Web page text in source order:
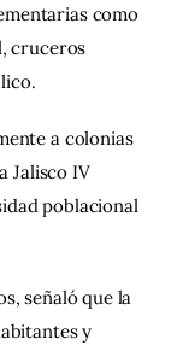
como
cruceros
a colonias
Jalisco IV
poblacional
señaló que la
y